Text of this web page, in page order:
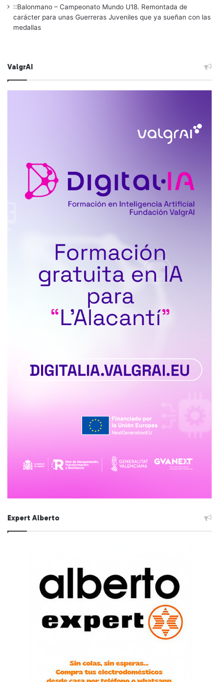
::Balonmano – Campeonato Mundo U18. Remontada de
carácter para unas Guerreras Juveniles que ya sueñan con las
medallas
ValgrAI
Expert Alberto